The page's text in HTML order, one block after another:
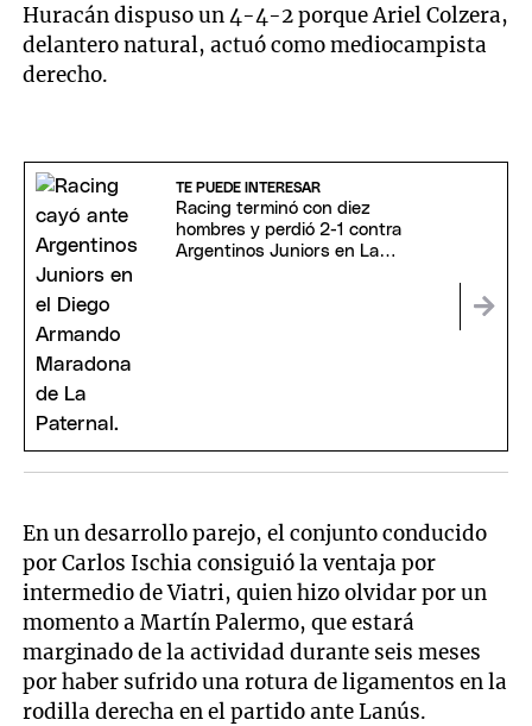
Huracán dispuso un 4-4-2 porque Ariel Colzera,
delantero natural, actuó como mediocampista
derecho.
TE PUEDE INTERESAR
Racing terminó con diez
hombres y perdió 2-1 contra
Argentinos Juniors en La
En un desarrollo parejo, el conjunto conducido
por Carlos Ischia consiguió la ventaja por
intermedio de Viatri, quien hizo olvidar por un
momento a Martín Palermo, que estará
marginado de la actividad durante seis meses
por haber sufrido una rotura de ligamentos en la
rodilla derecha en el partido ante Lanús.